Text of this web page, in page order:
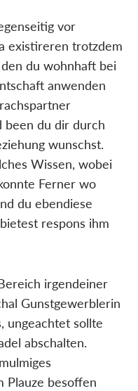
vor
existireren trotzdem
du wohnhaft bei
anwenden
been du dir durch
wunschst.
Wissen, wobei
Ferner wo
du ebendiese
respons ihm
irgendeiner
Gunstgewerblerin
ungeachtet sollte
abschalten.
Plauze besoffen